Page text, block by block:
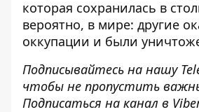
которая сохранилась в
вероятно, в мире: другие
оккупации и были
Подписывайтесь на нашу
чтобы не пропустить
Подписаться на канал в